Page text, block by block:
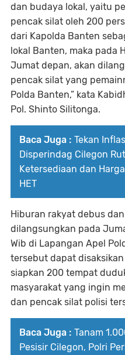
dan budaya lokal, yaitu
pencak silat oleh 200
dari Kapolda Banten
lokal Banten, maka pada
Jumat depan, akan
pencak silat yang
Polda Banten,” kata
Pol. Shinto Silitonga.
Baca Juga : Tekan
Disperindag Cilegon
Ketersediaan dan
HET
Hiburan rakyat debus
dilangsungkan pada
Wib di Lapangan Apel
tersebut dapat disaksikan
siapkan 200 tempat
masyarakat yang ingin
dan pencak silat polisi
Baca Juga : Tanam
Pesisir Cilegon, Polri